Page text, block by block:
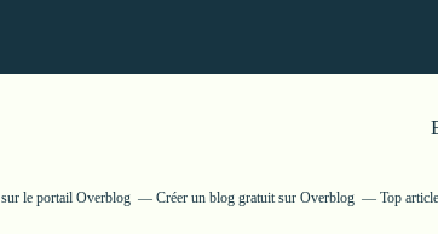
sur le portail Overblog Créer un blog gratuit sur Overblog Top